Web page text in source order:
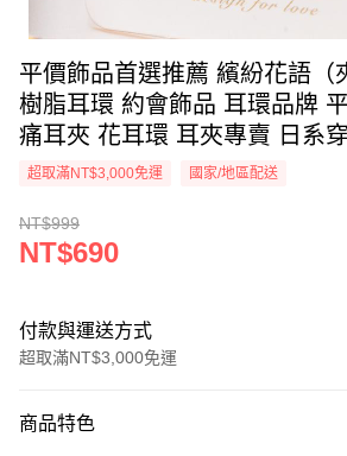
平價飾品首選推薦 繽紛花語（
樹脂耳環 約會飾品 耳環品牌
痛耳夾 花耳環 耳夾專賣 日系
環 耳飾穿搭
超取滿NT$3,000免運 國家/地區配送
NT$999
NT$690
付款與運送方式
超取滿NT$3,000免運
信用卡一次付款
商品特色